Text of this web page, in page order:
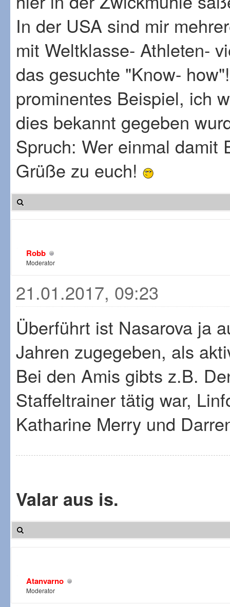
In der USA sind mir
mit Weltklasse- Athleten-
das gesuchte "Know-
prominentes Beispiel, ich
dies bekannt gegeben
Spruch: Wer einmal damit
Grüße zu euch!
Robb
Moderator
21.01.2017, 09:23
Überführt ist Nasarova ja
Jahren zugegeben, als
Bei den Amis gibts z.B.
Staffeltrainer tätig war,
Katharine Merry und
Valar aus is.
Atanvarno
Moderator